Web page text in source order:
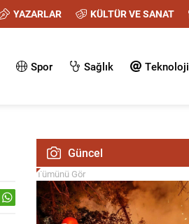
YAZARLAR KÜLTÜR VE SANAT
Spor Sağlık Teknoloji
Güncel
Tümünü Gör